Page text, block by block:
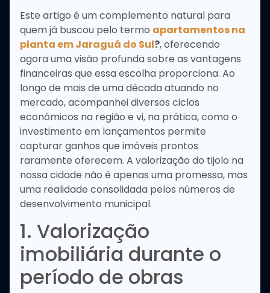
Este artigo é um complemento natural para
quem já buscou pelo termo apartamentos na
planta em Jaraguá do Sul?, oferecendo
agora uma visão profunda sobre as vantagens
financeiras que essa escolha proporciona. Ao
longo de mais de uma década atuando no
mercado, acompanhei diversos ciclos
econômicos na região e vi, na prática, como o
investimento em lançamentos permite
capturar ganhos que imóveis prontos
raramente oferecem. A valorização do tijolo na
nossa cidade não é apenas uma promessa, mas
uma realidade consolidada pelos números de
desenvolvimento municipal.
1. Valorização
imobiliária durante o
período de obras